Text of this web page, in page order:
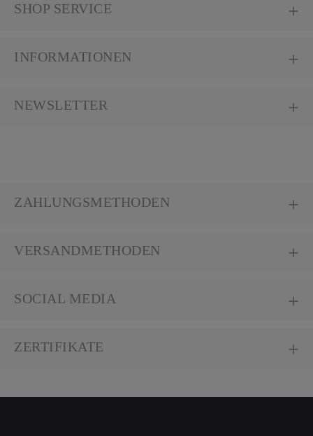
SHOP SERVICE
INFORMATIONEN
NEWSLETTER
ZAHLUNGSMETHODEN
VERSANDMETHODEN
SOCIAL MEDIA
ZERTIFIKATE